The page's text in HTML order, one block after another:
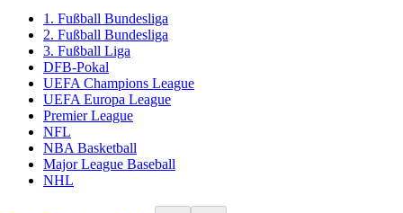
1. Fußball Bundesliga
2. Fußball Bundesliga
3. Fußball Liga
DFB-Pokal
UEFA Champions League
UEFA Europa League
Premier League
NFL
NBA Basketball
Major League Baseball
NHL